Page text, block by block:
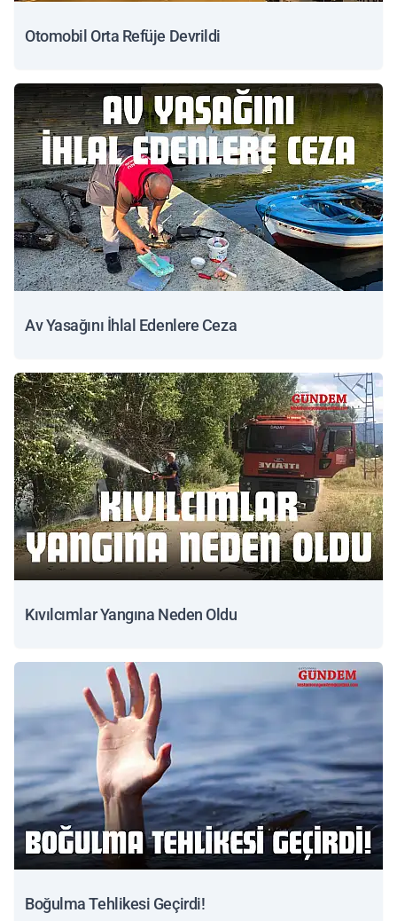
Otomobil Orta Refüje Devrildi
Av Yasağını İhlal Edenlere Ceza
Kıvılcımlar Yangına Neden Oldu
Boğulma Tehlikesi Geçirdi!